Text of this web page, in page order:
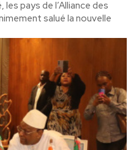
les pays de l’Alliance des
salué la nouvelle